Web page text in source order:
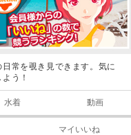
常を覗き見できます。気に
う！
水着 動画
マイいいね